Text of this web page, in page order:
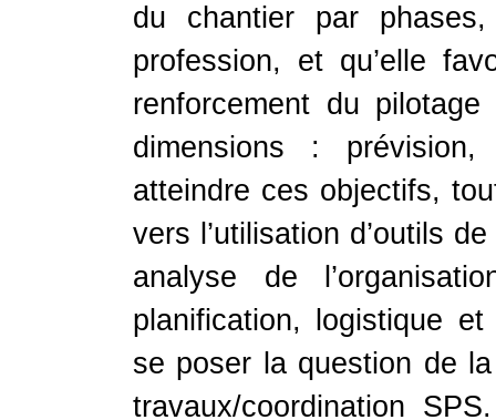
du chantier par
profession, et qu’elle
renforcement du
dimensions : prévision,
atteindre ces objectifs,
vers l’utilisation d’outils
analyse de
planification, logistique
se poser la question de
travaux/coordination